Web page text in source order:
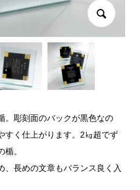
彫刻面のバックが黒色なの
すく仕上がります。2㎏超でず
。
、長めの文章もバランス良く入